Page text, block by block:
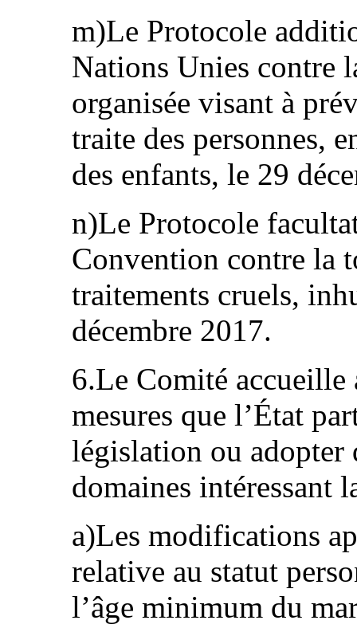
m)Le Protocole
Nations Unies contre
organisée visant à
traite des personnes,
des enfants, le 29
n)Le Protocole
Convention contre la
traitements cruels,
décembre 2017.
6.Le Comité accueille
mesures que l’État
législation ou adopter
domaines intéressant
a)Les modifications
relative au statut
l’âge minimum du